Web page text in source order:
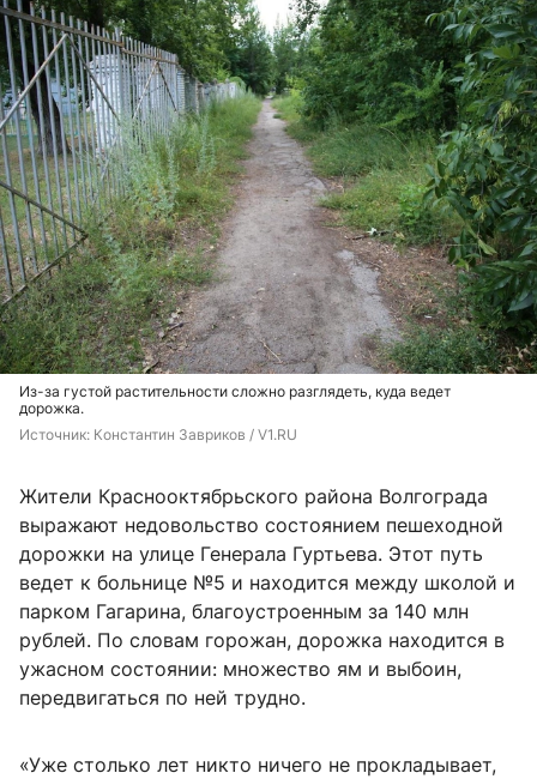
Из-за густой растительности сложно разглядеть, куда ведет
дорожка.
Источник: Константин Завриков / V1.RU
Жители Краснооктябрьского района Волгограда
выражают недовольство состоянием пешеходной
дорожки на улице Генерала Гуртьева. Этот путь
ведет к больнице №5 и находится между школой и
парком Гагарина, благоустроенным за 140 млн
рублей. По словам горожан, дорожка находится в
ужасном состоянии: множество ям и выбоин,
передвигаться по ней трудно.
«Уже столько лет никто ничего не прокладывает,